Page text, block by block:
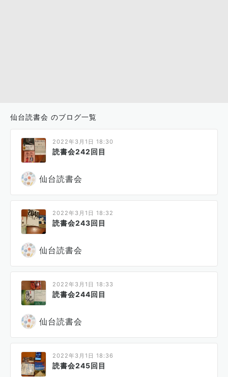
仙台読書会 のブログ一覧
2022年3月1日 18:30
読書会242回目
仙台読書会
2022年3月1日 18:32
読書会243回目
仙台読書会
2022年3月1日 18:33
読書会244回目
仙台読書会
2022年3月1日 18:36
読書会245回目